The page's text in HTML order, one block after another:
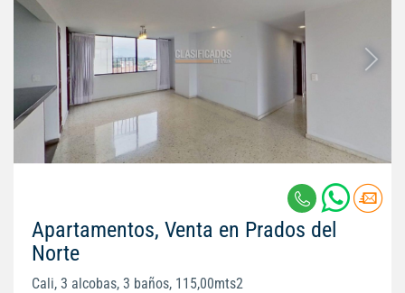
Apartamentos, Venta en Prados del
Norte
Cali, 3 alcobas, 3 baños, 115,00mts2